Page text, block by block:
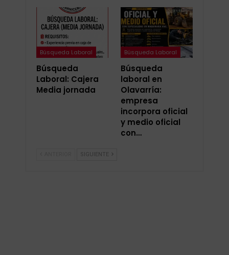
Búsqueda Laboral
Búsqueda
Laboral: Cajera
Media jornada
Búsqueda Laboral
Búsqueda
laboral en
Olavarría:
empresa
incorpora oficial
y medio oficial
con…
SIGUIENTE